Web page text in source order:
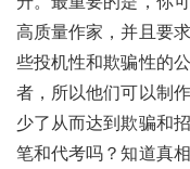
高质量作家，并且要
些投机性和欺骗性的
者，所以他们可以制
少了从而达到欺骗和
笔和代考吗？知道真